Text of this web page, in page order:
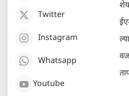
Twitter
Instagram
Whatsapp
Youtube